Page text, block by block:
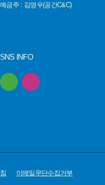
예금주 : 김영우(공간C&C)
SNS INFO
이메일무단수집거부